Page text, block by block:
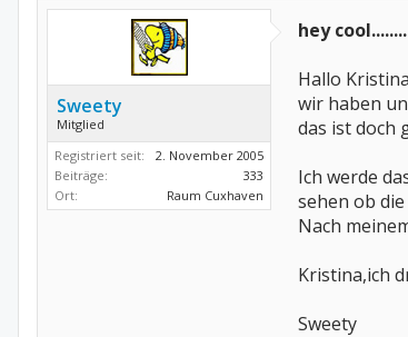
Sweety
Mitglied
Registriert seit:
2. November 2005
Beiträge:
333
Ort:
Raum Cuxhaven
hey cool........
Hallo
wir haben
das ist doch
Ich werde
sehen ob
Nach
Kristina,ich
Sweety